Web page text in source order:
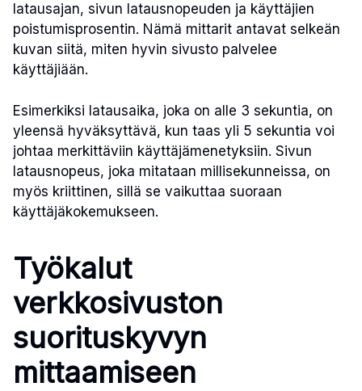
latausajan, sivun latausnopeuden ja käyttäjien
poistumisprosentin. Nämä mittarit antavat selkeän
kuvan siitä, miten hyvin sivusto palvelee
käyttäjiään.
Esimerkiksi latausaika, joka on alle 3 sekuntia, on
yleensä hyväksyttävä, kun taas yli 5 sekuntia voi
johtaa merkittäviin käyttäjämenetyksiin. Sivun
latausnopeus, joka mitataan millisekunneissa, on
myös kriittinen, sillä se vaikuttaa suoraan
käyttäjäkokemukseen.
Työkalut
verkkosivuston
suorituskyvyn
mittaamiseen